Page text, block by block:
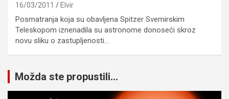
16/03/2011 Elvir
Posmatranja koja su obavljena Spitzer Svemirskim
Teleskopom iznenadila su astronome donoseći skroz
novu sliku o zastupljenosti…
Možda ste propustili...